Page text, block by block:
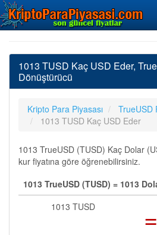
1013 TUSD Kaç USD Eder,
Dönüştürücü
Kripto Para Piyasası
TrueUSD
1013 TUSD Kaç USD Eder
1013 TrueUSD (TUSD) Kaç Dolar
kur fiyatına göre öğrenebilirsiniz.
1013 TrueUSD (TUSD) = 1013
1013 TUSD
=